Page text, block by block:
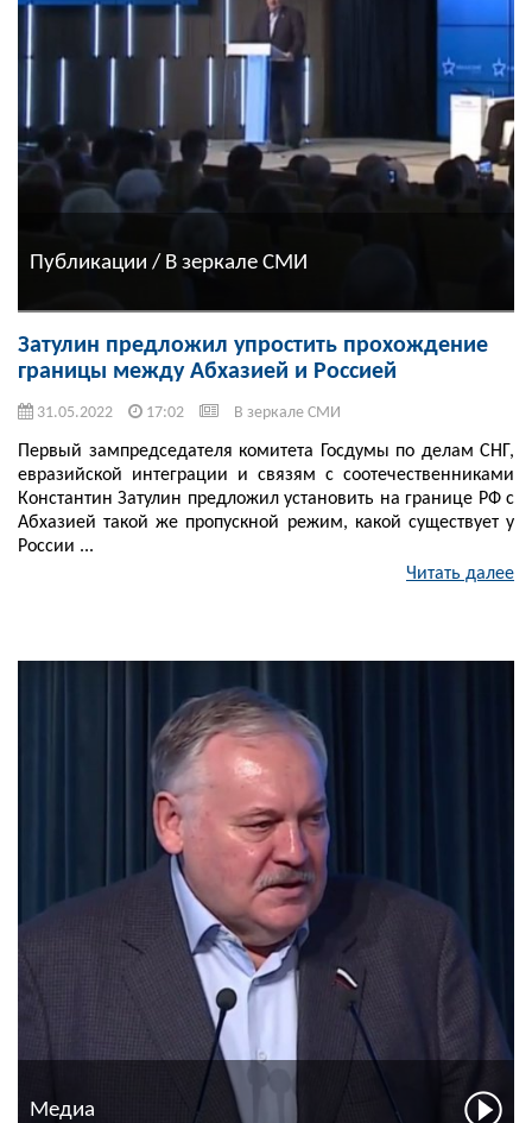
Публикации / В зеркале СМИ
Затулин предложил упростить прохождение
границы между Абхазией и Россией
31.05.2022 17:02 В зеркале СМИ
Первый зампредседателя комитета Госдумы по делам СНГ,
евразийской интеграции и связям с соотечественниками
Константин Затулин предложил установить на границе РФ с
Абхазией такой же пропускной режим, какой существует у
России ...
Читать далее
Медиа